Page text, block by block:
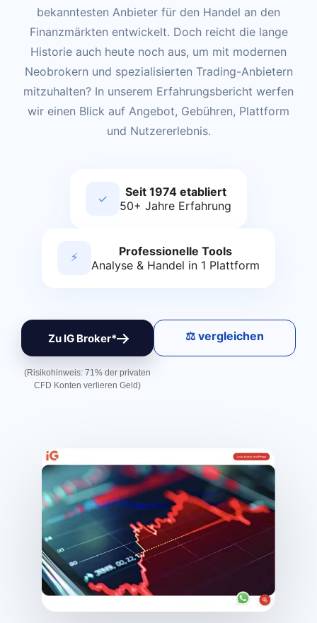
bekanntesten Anbieter für den Handel an den
Finanzmärkten entwickelt. Doch reicht die lange
Historie auch heute noch aus, um mit modernen
Neobrokern und spezialisierten Trading-Anbietern
mitzuhalten? In unserem Erfahrungsbericht werfen
wir einen Blick auf Angebot, Gebühren, Plattform
und Nutzererlebnis.
✓
Seit 1974 etabliert
50+ Jahre Erfahrung
⚡
Professionelle Tools
Analyse & Handel in 1 Plattform
Zu IG Broker*
(Risikohinweis: 71% der privaten
CFD Konten verlieren Geld)
⚖️ vergleichen